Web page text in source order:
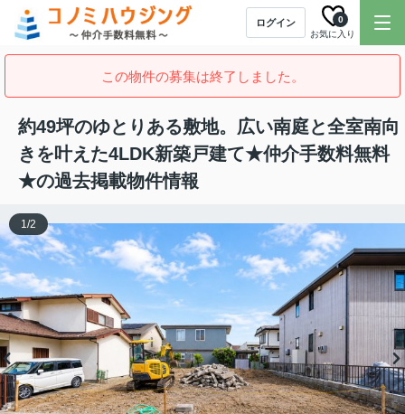
ログイン
お気に入り
0
この物件の募集は終了しました。
約49坪のゆとりある敷地。広い南庭と全室南向
きを叶えた4LDK新築戸建て★仲介手数料無料
★の過去掲載物件情報
1/2